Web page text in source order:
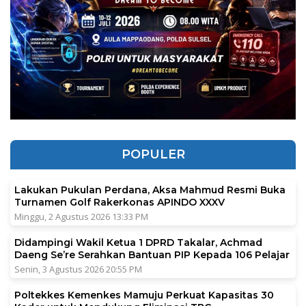
POPULER
Lakukan Pukulan Perdana, Aksa Mahmud Resmi Buka
Turnamen Golf Rakerkonas APINDO XXXV
Minggu, 2 Agustus 2026 13:33 PM
Didampingi Wakil Ketua 1 DPRD Takalar, Achmad
Daeng Se’re Serahkan Bantuan PIP Kepada 106 Pelajar
Senin, 3 Agustus 2026 20:55 PM
Poltekkes Kemenkes Mamuju Perkuat Kapasitas 30